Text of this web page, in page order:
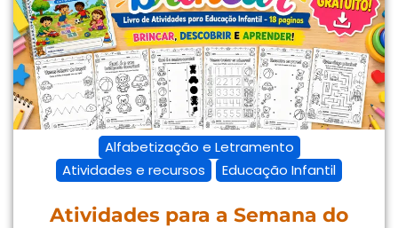
Alfabetização e Letramento
Atividades e recursos
Educação Infantil
Atividades para a Semana do